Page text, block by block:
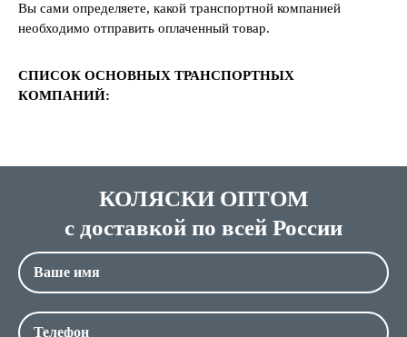
Вы сами определяете, какой транспортной компанией
необходимо отправить оплаченный товар.
СПИСОК ОСНОВНЫХ ТРАНСПОРТНЫХ
КОМПАНИЙ:
КОЛЯСКИ ОПТОМ
с доставкой по всей России